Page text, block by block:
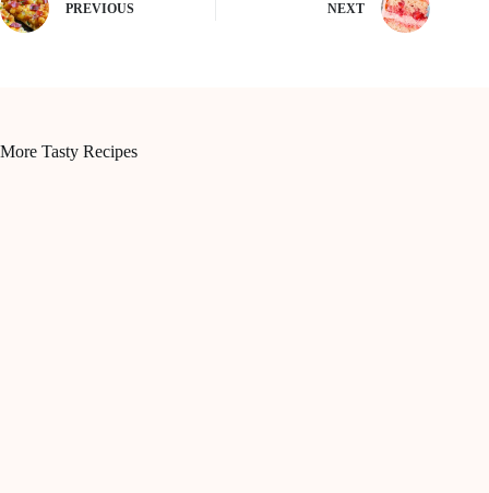
PREVIOUS NEXT
More Tasty Recipes